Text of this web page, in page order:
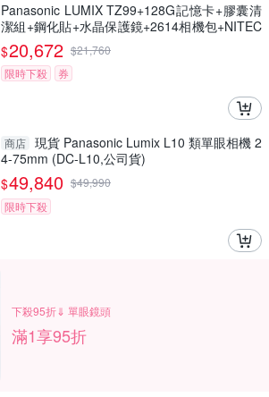
Panasonic LUMIX TZ99+128G記憶卡+膠囊清
潔組+鋼化貼+水晶保護鏡+2614相機包+NITEC
ORE BB nano 迷你電動氣吹(公司貨)
$20,672 $21,760
限時下殺
券
商店 現貨 Panasonic Lumix L10 類單眼相機 2
4-75mm (DC-L10,公司貨)
$49,840 $49,990
限時下殺
下殺95折⇓ 單眼鏡頭
滿1享95折